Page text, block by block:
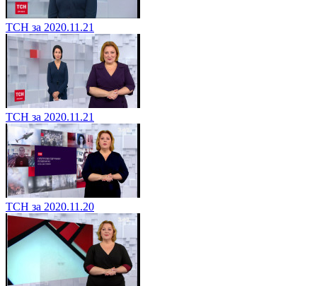
ТСН за 2020.11.21
ТСН за 2020.11.21
ТСН за 2020.11.20